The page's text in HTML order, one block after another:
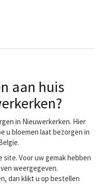
aan huis
in Nieuwerkerken. Hier
u bloemen laat bezorgen in
Voor uw gemak hebben
weergegeven.
dan klikt u op bestellen